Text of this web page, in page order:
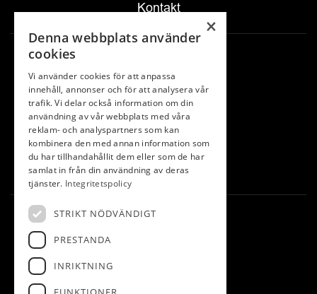
Kontakt
Mån-tor: 08-17
(telefon: 08:30-16:30)
Fre-sön: 08-15
(telefon: 08:30-14:30)
KONTAKT
Lidköpings golfklubb
×
Denna webbplats använder
cookies
Vi använder cookies för att anpassa
innehåll, annonser och för att analysera vår
trafik. Vi delar också information om din
användning av vår webbplats med våra
reklam- och analyspartners som kan
kombinera den med annan information som
du har tillhandahållit dem eller som de har
samlat in från din användning av deras
tjänster. Integritetspolicy
STRIKT NÖDVÄNDIGT
PRESTANDA
INRIKTNING